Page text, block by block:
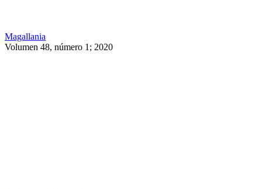
Magallania
Volumen 48, número 1; 2020